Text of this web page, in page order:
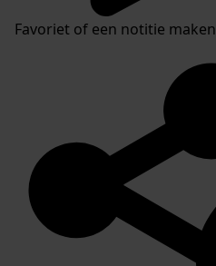
Favoriet of een notitie maken